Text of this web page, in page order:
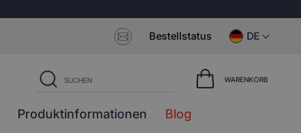
Bestellstatus DE
WARENKORB
Produktinformationen Blog